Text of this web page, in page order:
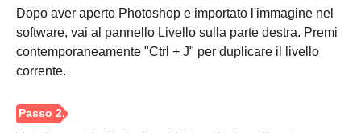
Dopo aver aperto Photoshop e importato l'immagine nel
software, vai al pannello Livello sulla parte destra. Premi
contemporaneamente "Ctrl + J" per duplicare il livello
corrente.